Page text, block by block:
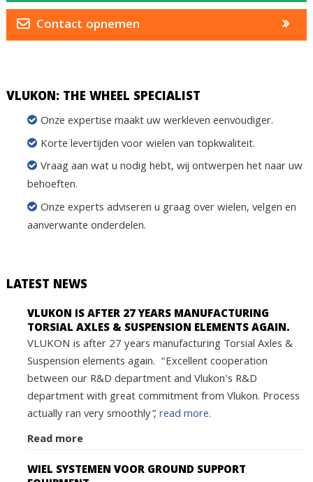
Contact opnemen
VLUKON: THE WHEEL SPECIALIST
Onze expertise maakt uw werkleven eenvoudiger.
Korte levertijden voor wielen van topkwaliteit.
Vraag aan wat u nodig hebt, wij ontwerpen het naar uw
behoeften.
Onze experts adviseren u graag over wielen, velgen en
aanverwante onderdelen.
LATEST NEWS
VLUKON IS AFTER 27 YEARS MANUFACTURING
TORSIAL AXLES & SUSPENSION ELEMENTS AGAIN.
VLUKON is after 27 years manufacturing Torsial Axles &
Suspension elements again. “Excellent cooperation
between our R&D department and Vlukon's R&D
department with great commitment from Vlukon. Process
actually ran very smoothly”,read more.
Read more
WIEL SYSTEMEN VOOR GROUND SUPPORT